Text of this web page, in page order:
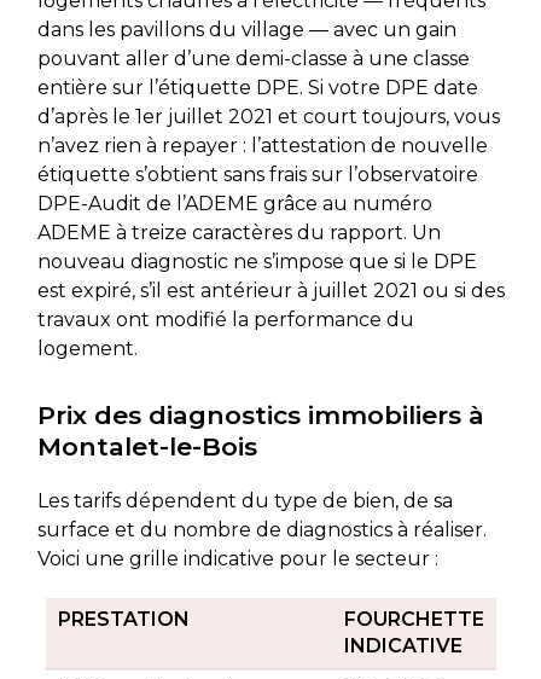
dans les pavillons du village — avec un gain
pouvant aller d’une demi-classe à une classe
entière sur l’étiquette DPE. Si votre DPE date
d’après le 1er juillet 2021 et court toujours, vous
n’avez rien à repayer : l’attestation de nouvelle
étiquette s’obtient sans frais sur l’observatoire
DPE-Audit de l’ADEME grâce au numéro
ADEME à treize caractères du rapport. Un
nouveau diagnostic ne s’impose que si le DPE
est expiré, s’il est antérieur à juillet 2021 ou si des
travaux ont modifié la performance du
logement.
Prix des diagnostics immobiliers à
Montalet-le-Bois
Les tarifs dépendent du type de bien, de sa
surface et du nombre de diagnostics à réaliser.
Voici une grille indicative pour le secteur :
PRESTATION
FOURCHETTE
INDICATIVE